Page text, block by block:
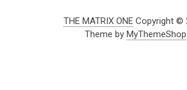
THE MATRIX ONE Copyright ©
Theme by MyThemeShop